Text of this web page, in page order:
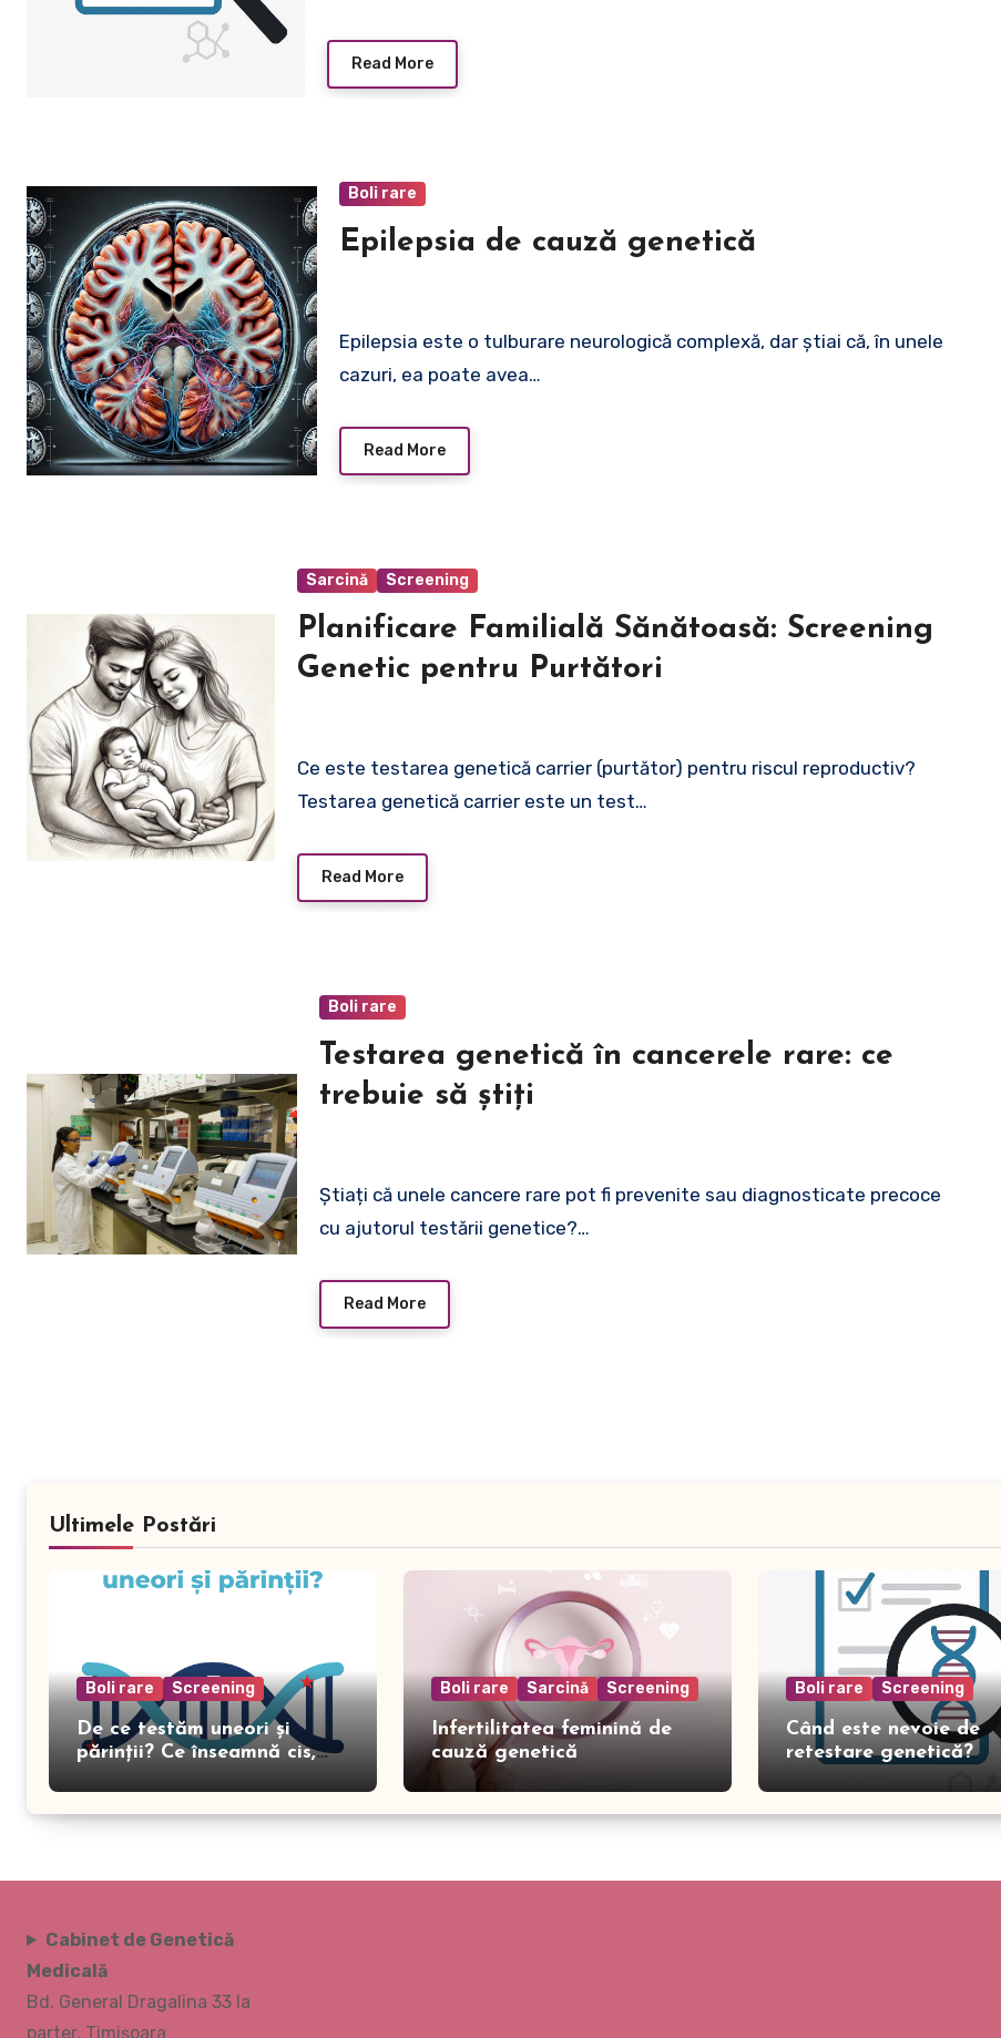
Read More
Boli rare
Epilepsia de cauză genetică
Epilepsia este o tulburare neurologică complexă, dar știai că, în unele
cazuri, ea poate avea…
Read More
Sarcină Screening
Planificare Familială Sănătoasă: Screening
Genetic pentru Purtători
Ce este testarea genetică carrier (purtător) pentru riscul reproductiv?
Testarea genetică carrier este un test…
Read More
Boli rare
Testarea genetică în cancerele rare: ce
trebuie să știți
Știați că unele cancere rare pot fi prevenite sau diagnosticate precoce
cu ajutorul testării genetice?…
Read More
Ultimele Postări
Boli rare Screening
De ce testăm uneori și
părinții? Ce înseamnă cis,
în genetică
Boli rare Sarcină Screening
Infertilitatea feminină de
cauză genetică
Boli rare Screening
Când este nevoie de
retestare genetică?
Cabinet de Genetică
Medicală
Bd. General Dragalina 33 la
parter, Timișoara